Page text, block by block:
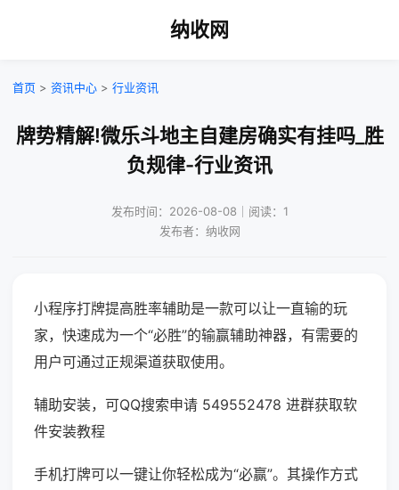
纳收网
首页 > 资讯中心 > 行业资讯
牌势精解!微乐斗地主自建房确实有挂吗_胜
负规律-行业资讯
发布时间：2026-08-08｜阅读：1
发布者：纳收网
小程序打牌提高胜率辅助是一款可以让一直输的玩
家，快速成为一个“必胜”的输赢辅助神器，有需要的
用户可通过正规渠道获取使用。
辅助安装，可QQ搜索申请 549552478 进群获取软
件安装教程
手机打牌可以一键让你轻松成为“必赢”。其操作方式